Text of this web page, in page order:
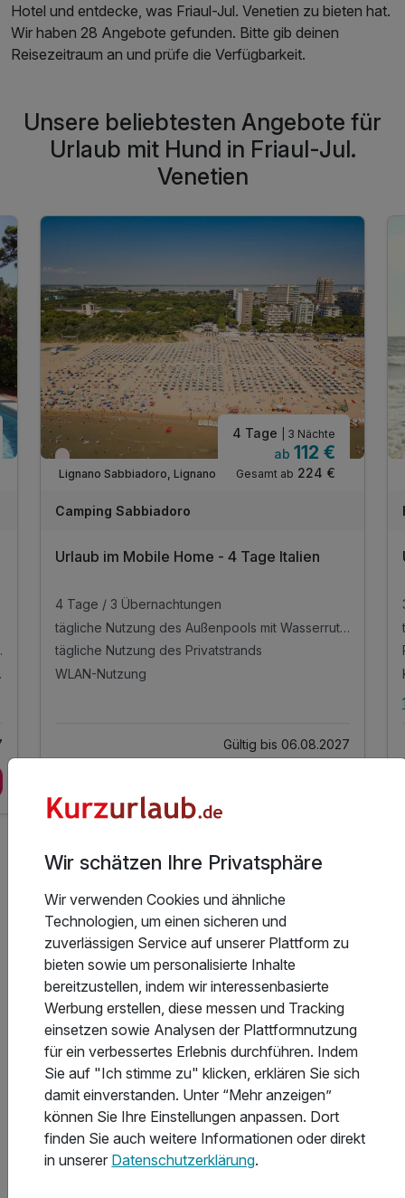
Hotel und entdecke, was Friaul-Jul. Venetien zu bieten hat.
Wir haben 28 Angebote gefunden. Bitte gib deinen
Reisezeitraum an und prüfe die Verfügbarkeit.
Unsere beliebtesten Angebote für
Urlaub mit Hund in Friaul-Jul.
Venetien
Wieder frei ab September
Lignano Sabbiadoro, Lignano
4 Tage | 3 Nächte
ab 112 €
Gesamt ab 224 €
Camping Sabbiadoro
Urlaub im Mobile Home - 4 Tage Italien
4 Tage / 3 Übernachtungen
tägliche Nutzung des Außenpools mit Wasserrutschen
tägliche Nutzung des Privatstrands
WLAN-Nutzung
Gültig bis 06.08.2027
28 Angebotefür Urlaub mit Hund
Angebotsübersicht der Regionen
von Friaul-Jul. Venetien
400 Jahre Reeperbahn
Wir schätzen Ihre Privatsphäre
Wir verwenden Cookies und ähnliche
Technologien, um einen sicheren und
zuverlässigen Service auf unserer Plattform zu
bieten sowie um personalisierte Inhalte
bereitzustellen, indem wir interessenbasierte
Werbung erstellen, diese messen und Tracking
einsetzen sowie Analysen der Plattformnutzung
für ein verbessertes Erlebnis durchführen. Indem
Sie auf "Ich stimme zu" klicken, erklären Sie sich
damit einverstanden. Unter “Mehr anzeigen”
können Sie Ihre Einstellungen anpassen. Dort
finden Sie auch weitere Informationen oder direkt
in unserer Datenschutzerklärung.